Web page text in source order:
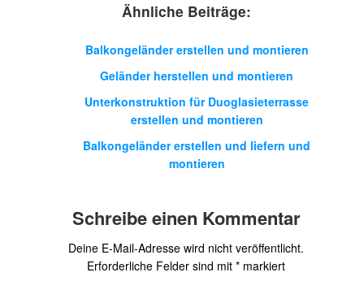
Ähnliche Beiträge:
Balkongeländer erstellen und montieren
Geländer herstellen und montieren
Unterkonstruktion für Duoglasieterrasse
erstellen und montieren
Balkongeländer erstellen und liefern und
montieren
Schreibe einen Kommentar
Deine E-Mail-Adresse wird nicht veröffentlicht.
Erforderliche Felder sind mit * markiert